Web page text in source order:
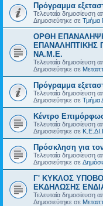
Πρόγραμμα
Τελευταία δημοσίευση
Δημοσιεύτηκε σε Τμήμα
ΟΡΘΗ
ΕΠΑΝΑΛΗΠΤΙΚΗΣ
ΝΑ.Μ.Ε.
Τελευταία δημοσίευση
Δημοσιεύτηκε σε
Πρόγραμμα
Τελευταία δημοσίευση
Δημοσιεύτηκε σε Τμήμα
Κέντρο
Τελευταία δημοσίευση
Δημοσιεύτηκε σε
Πρόσκληση για
Τελευταία δημοσίευση
Δημοσιεύτηκε σε
Γ' ΚΥΚΛΟΣ
ΕΚΔΗΛΩΣΗΣ
Τελευταία δημοσίευση
Δημοσιεύτηκε σε